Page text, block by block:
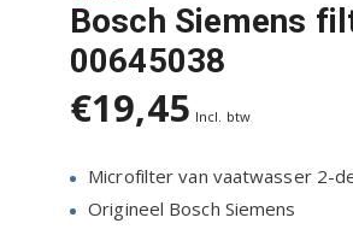
Bosch Siemens
00645038
€19,45 Incl. btw
Microfilter van vaatwasser 2-
Origineel Bosch Siemens